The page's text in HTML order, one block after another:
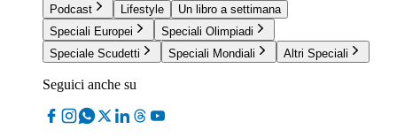
Podcast
Lifestyle
Un libro a settimana
Speciali Europei
Speciali Olimpiadi
Speciale Scudetti
Speciali Mondiali Altri Speciali
Seguici anche su